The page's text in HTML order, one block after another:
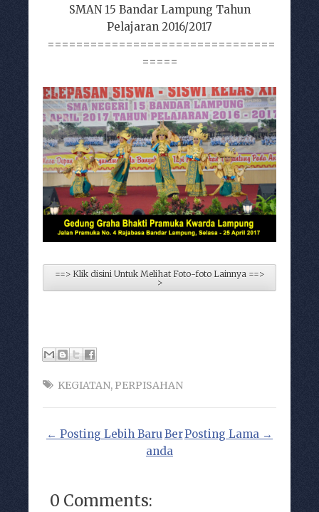
SMAN 15 Bandar Lampung Tahun
Pelajaran 2016/2017
================================
=====
==> Klik disini Untuk Melihat Foto-foto Lainnya ==>
>
KEGIATAN, PERPISAHAN
← Posting Lebih Baru Posting Lama →
Ber
anda
0 Comments: